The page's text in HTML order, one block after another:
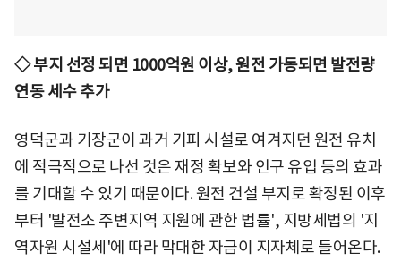
◇ 부지 선정 되면 1000억원 이상, 원전 가동되면 발전량
연동 세수 추가
영덕군과 기장군이 과거 기피 시설로 여겨지던 원전 유치
에 적극적으로 나선 것은 재정 확보와 인구 유입 등의 효과
를 기대할 수 있기 때문이다. 원전 건설 부지로 확정된 이후
부터 '발전소 주변지역 지원에 관한 법률', 지방세법의 '지
역자원 시설세'에 따라 막대한 자금이 지자체로 들어온다.